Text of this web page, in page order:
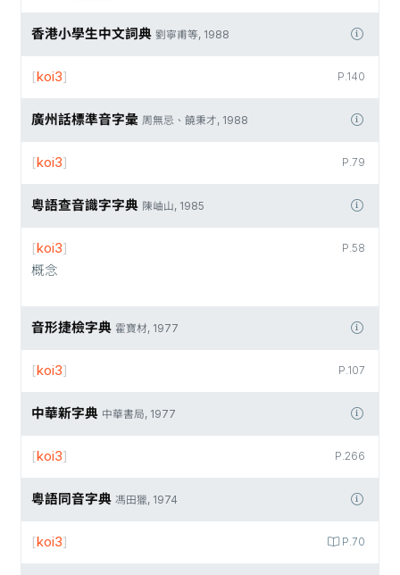
香港小學生中文詞典 劉寧甫等, 1988
P.140
[koi3]
廣州話標準音字彙 周無忌、饒秉才, 1988
P.79
[koi3]
粵語查音識字字典 陳岫山, 1985
P.58
[koi3]
概念
音形捷檢字典 霍寶材, 1977
P.107
[koi3]
中華新字典 中華書局, 1977
P.266
[koi3]
粵語同音字典 馮田獵, 1974
P.70
[koi3]